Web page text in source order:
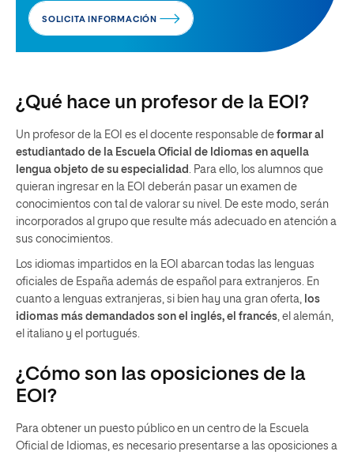
SOLICITA INFORMACIÓN
¿Qué hace un profesor de la EOI?
Un profesor de la EOI es el docente responsable de formar al
estudiantado de la Escuela Oficial de Idiomas en aquella
lengua objeto de su especialidad
. Para ello, los alumnos que
quieran ingresar en la EOI deberán pasar un examen de
conocimientos con tal de valorar su nivel. De este modo, serán
incorporados al grupo que resulte más adecuado en atención a
sus conocimientos.
Los idiomas impartidos en la EOI abarcan todas las lenguas
oficiales de España además de español para extranjeros. En
cuanto a lenguas extranjeras, si bien hay una gran oferta,
los
idiomas más demandados son el inglés, el francés , el alemán,
el italiano y el portugués.
¿Cómo son las oposiciones de la
EOI?
Para obtener un puesto público en un centro de la Escuela
Oficial de Idiomas, es necesario presentarse a las oposiciones a